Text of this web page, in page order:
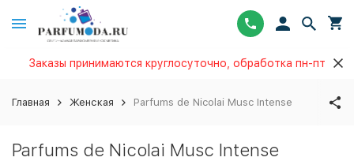
Заказы принимаются круглосуточно, обработка пн-пт
Главная Женская Parfums de Nicolai Musc Intense
Parfums de Nicolai Musc Intense